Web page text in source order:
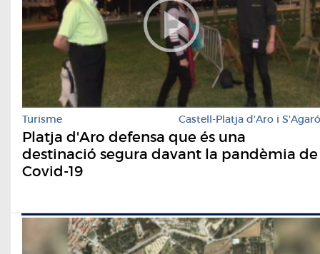
Turisme Castell-Platja d'Aro i S'Agaró
Platja d'Aro defensa que és una
destinació segura davant la pandèmia de
Covid-19